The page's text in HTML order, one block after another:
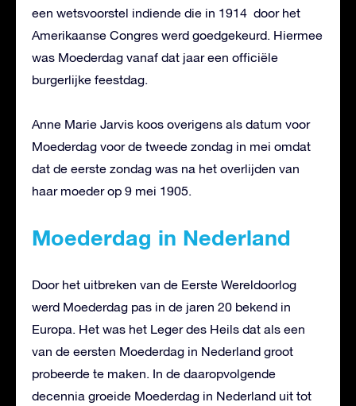
een wetsvoorstel indiende die in 1914 door het
Amerikaanse Congres werd goedgekeurd. Hiermee
was Moederdag vanaf dat jaar een officiële
burgerlijke feestdag.
Anne Marie Jarvis koos overigens als datum voor
Moederdag voor de tweede zondag in mei omdat
dat de eerste zondag was na het overlijden van
haar moeder op 9 mei 1905.
Moederdag in Nederland
Door het uitbreken van de Eerste Wereldoorlog
werd Moederdag pas in de jaren 20 bekend in
Europa. Het was het Leger des Heils dat als een
van de eersten Moederdag in Nederland groot
probeerde te maken. In de daaropvolgende
decennia groeide Moederdag in Nederland uit tot